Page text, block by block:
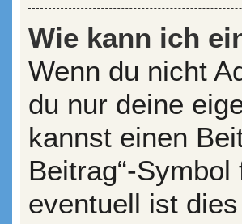
Wie kann ich
Wenn du nicht
du nur deine
kannst einen
Beitrag“-
eventuell ist